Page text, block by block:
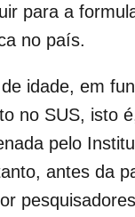
para a
no país.
idade, em
no SUS, isto
pelo
antes da